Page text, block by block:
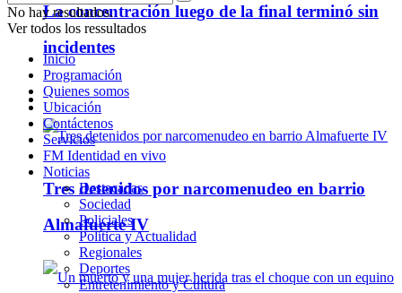
La concentración luego de la final terminó sin
incidentes
Policiales
Tres detenidos por narcomenudeo en barrio
Almafuerte IV
No hay resultados.
Ver todos los ressultados
Inicio
Programación
Quienes somos
Ubicación
Contáctenos
Servicios
FM Identidad en vivo
Noticias
Destacadas
Sociedad
Policiales
Política y Actualidad
Regionales
Deportes
Entretenimiento y Cultura